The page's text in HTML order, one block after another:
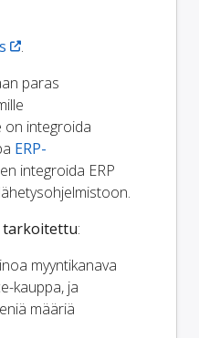
.
paras
on integroida
ERP-
integroida ERP
tarkoitettu:
myyntikanava
kauppa, ja
määriä